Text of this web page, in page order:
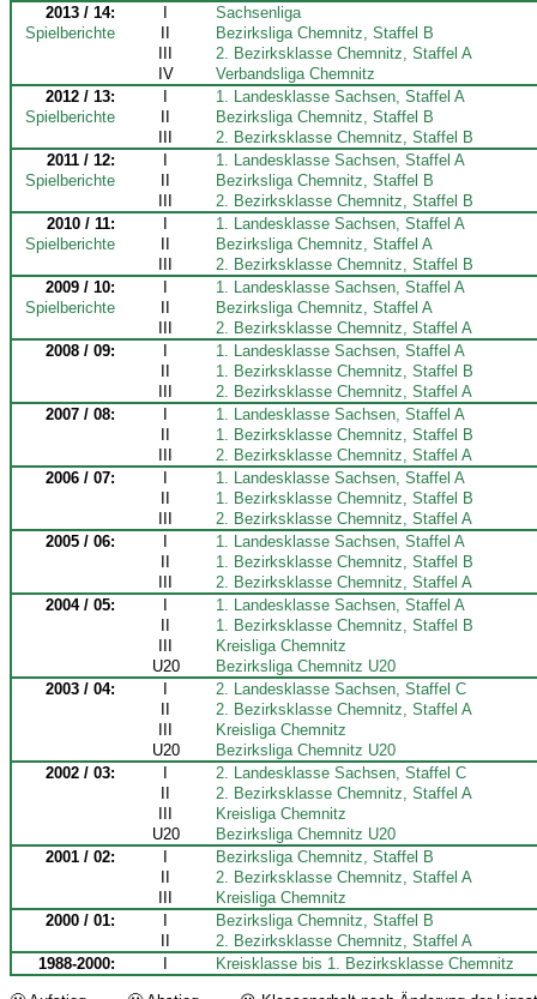
2013 / 14:
I
Sachsenliga
Spielberichte
II
Bezirksliga Chemnitz, Staffel B
III
2. Bezirksklasse Chemnitz, Staffel A
IV
Verbandsliga Chemnitz
2012 / 13:
I
1. Landesklasse Sachsen, Staffel A
Spielberichte
II
Bezirksliga Chemnitz, Staffel B
III
2. Bezirksklasse Chemnitz, Staffel B
2011 / 12:
I
1. Landesklasse Sachsen, Staffel A
Spielberichte
II
Bezirksliga Chemnitz, Staffel B
III
2. Bezirksklasse Chemnitz, Staffel B
2010 / 11:
I
1. Landesklasse Sachsen, Staffel A
Spielberichte
II
Bezirksliga Chemnitz, Staffel A
III
2. Bezirksklasse Chemnitz, Staffel B
2009 / 10:
I
1. Landesklasse Sachsen, Staffel A
Spielberichte
II
Bezirksliga Chemnitz, Staffel A
III
2. Bezirksklasse Chemnitz, Staffel A
2008 / 09:
I
1. Landesklasse Sachsen, Staffel A
II
1. Bezirksklasse Chemnitz, Staffel B
III
2. Bezirksklasse Chemnitz, Staffel A
2007 / 08:
I
1. Landesklasse Sachsen, Staffel A
II
1. Bezirksklasse Chemnitz, Staffel B
III
2. Bezirksklasse Chemnitz, Staffel A
2006 / 07:
I
1. Landesklasse Sachsen, Staffel A
II
1. Bezirksklasse Chemnitz, Staffel B
III
2. Bezirksklasse Chemnitz, Staffel A
2005 / 06:
I
1. Landesklasse Sachsen, Staffel A
II
1. Bezirksklasse Chemnitz, Staffel B
III
2. Bezirksklasse Chemnitz, Staffel A
2004 / 05:
I
1. Landesklasse Sachsen, Staffel A
II
1. Bezirksklasse Chemnitz, Staffel B
III
Kreisliga Chemnitz
U20
Bezirksliga Chemnitz U20
2003 / 04:
I
2. Landesklasse Sachsen, Staffel C
II
2. Bezirksklasse Chemnitz, Staffel A
III
Kreisliga Chemnitz
U20
Bezirksliga Chemnitz U20
2002 / 03:
I
2. Landesklasse Sachsen, Staffel C
II
2. Bezirksklasse Chemnitz, Staffel A
III
Kreisliga Chemnitz
U20
Bezirksliga Chemnitz U20
2001 / 02:
I
Bezirksliga Chemnitz, Staffel B
II
2. Bezirksklasse Chemnitz, Staffel A
III
Kreisliga Chemnitz
2000 / 01:
I
Bezirksliga Chemnitz, Staffel B
II
2. Bezirksklasse Chemnitz, Staffel A
1988-2000:
I Kreisklasse bis 1. Bezirksklasse Chemnitz